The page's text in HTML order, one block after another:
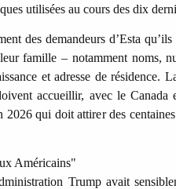
utilisées au cours des dix
des demandeurs d’Esta
famille – notamment noms,
et adresse de résidence.
accueillir, avec le
2026 qui doit attirer des
Américains"
Trump avait